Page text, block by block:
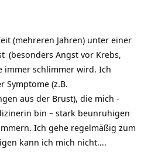
(mehreren Jahren) unter einer
(besonders Angst vor Krebs,
immer schlimmer wird. Ich
Symptome (z.B.
aus der Brust), die mich -
bin – stark beunruhigen
Ich gehe regelmäßig zum
kann ich mich nicht….